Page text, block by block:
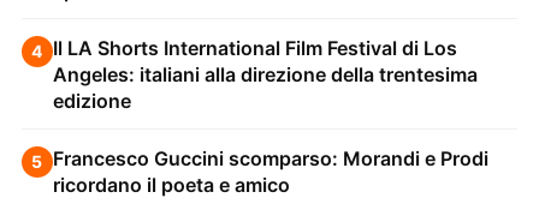
4 Il LA Shorts International Film Festival di Los
Angeles: italiani alla direzione della trentesima
edizione
5 Francesco Guccini scomparso: Morandi e Prodi
ricordano il poeta e amico